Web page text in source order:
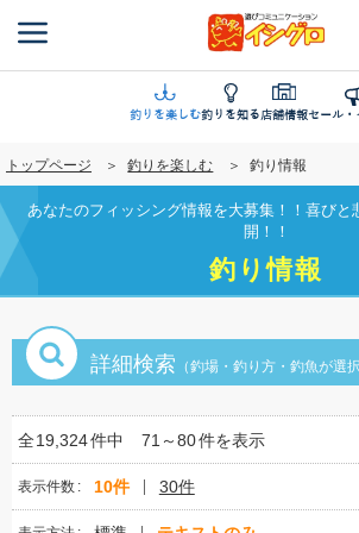
ン
に
移
動
釣りを楽しむ釣りを知る店舗情報セール・
トップページ 釣りを楽しむ 釣り情報
あなたのフィッシング情報を大募集！！喜びと
開！！
釣り情報
詳細検索 （釣場・釣り方・釣魚が選
全19,324件中 71～80件を表示
表示件数 10件 30件